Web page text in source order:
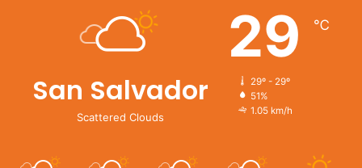
San Salvador
Scattered Clouds
29 ℃
29º - 29º
51%
1.05 km/h